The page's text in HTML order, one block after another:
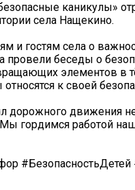
каникулы»
села Нащекино.
и гостям села о
провели беседы о
элементов в
к своей
дорожного движения
гордимся работой